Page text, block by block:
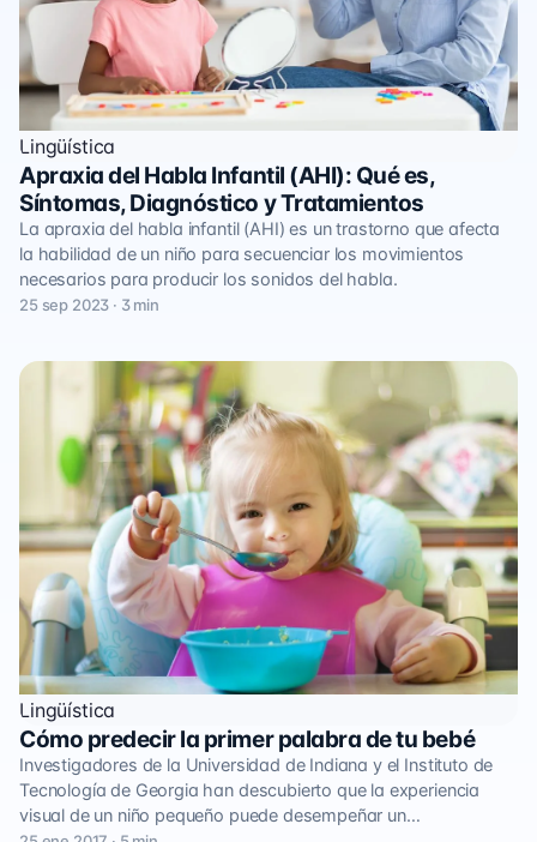
Lingüística
Apraxia del Habla Infantil (AHI): Qué es,
Síntomas, Diagnóstico y Tratamientos
La apraxia del habla infantil (AHI) es un trastorno que afecta
la habilidad de un niño para secuenciar los movimientos
necesarios para producir los sonidos del habla.
25 sep 2023 · 3 min
Lingüística
Cómo predecir la primer palabra de tu bebé
Investigadores de la Universidad de Indiana y el Instituto de
Tecnología de Georgia han descubierto que la experiencia
visual de un niño pequeño puede desempeñar un…